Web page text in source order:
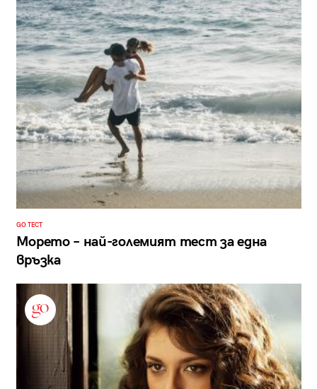
GO ТЕСТ
Морето – най-големият тест за една
връзка